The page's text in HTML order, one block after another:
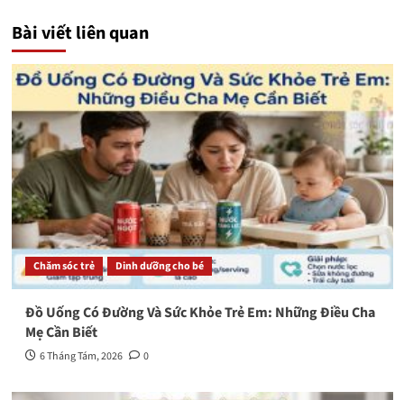
Bài viết liên quan
Chăm sóc trẻ Dinh dưỡng cho bé
Đồ Uống Có Đường Và Sức Khỏe Trẻ Em: Những Điều Cha
Mẹ Cần Biết
6 Tháng Tám, 2026 0